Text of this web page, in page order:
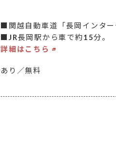
■関越自動車道「長岡インタ
■JR長岡駅から車で約15分。
詳細はこちら
あり／無料